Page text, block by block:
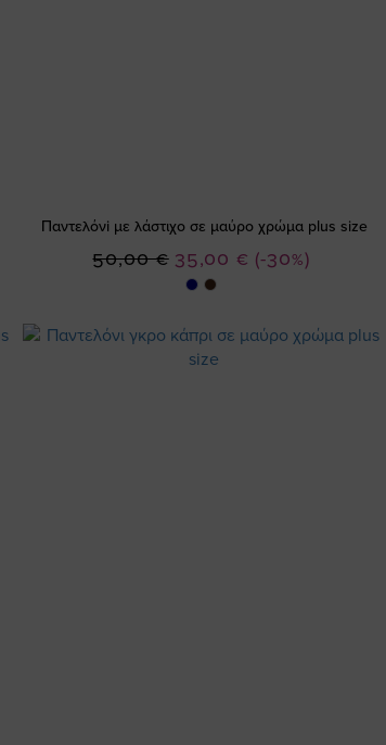
Παντελόνi με λάστιχο σε μαύρο χρώμα plus size
(-30%)
Ειδική
Τιμή
35,00 €
50,00 €